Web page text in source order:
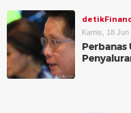
Kamis, 18
Perbanas